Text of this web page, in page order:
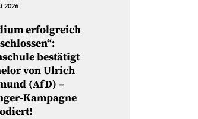
2026
erfolgreich
bestätigt
von Ulrich
(AfD) –
Kampagne